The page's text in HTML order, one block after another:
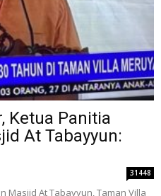
Ketua Panitia
At Tabayyun:
31448
Masjid At Tabayyun, Taman Villa